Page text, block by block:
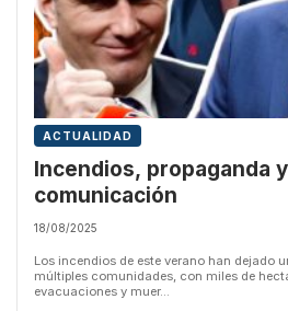
ACTUALIDAD
Incendios, propaganda
comunicación
18/08/2025
Los incendios de este verano han dejado
múltiples comunidades, con miles de
evacuaciones y muer...